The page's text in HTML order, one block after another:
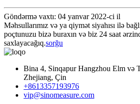
Göndərmə vaxtı: 04 yanvar 2022-ci il
Məhsullarımız və ya qiymət siyahısı ilə
poçtunuzu bizə buraxın və biz 24 saat
saxlayacağıq.sorğu
Bina 4, Sinqapur Hangzhou Elm və
Zhejiang, Çin
+8613357193976
vip@sinomeasure.com